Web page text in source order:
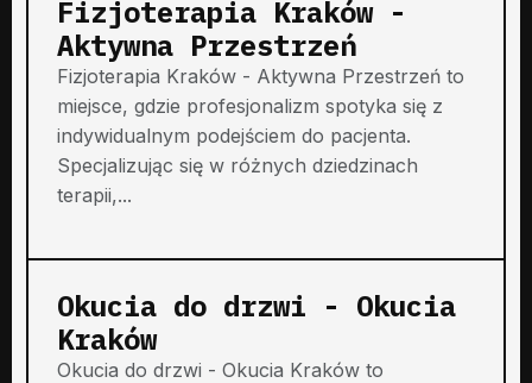
Fizjoterapia Kraków -
Aktywna Przestrzeń
Fizjoterapia Kraków - Aktywna Przestrzeń to
miejsce, gdzie profesjonalizm spotyka się z
indywidualnym podejściem do pacjenta.
Specjalizując się w różnych dziedzinach
terapii,...
Okucia do drzwi - Okucia
Kraków
Okucia do drzwi - Okucia Kraków to